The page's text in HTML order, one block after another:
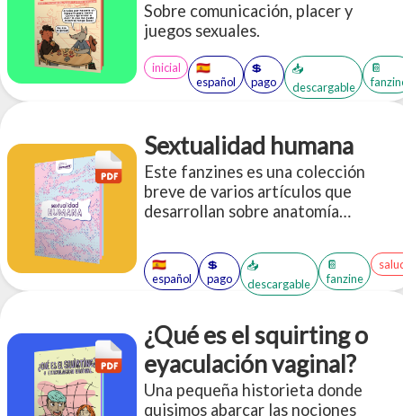
Sobre comunicación, placer y
juegos sexuales.
inicial
🇪🇸
español
💲
pago
📥
descargable
📔
Sextualidad humana
Este fanzines es una colección
breve de varios artículos que
desarrollan sobre anatomía
exploración y deconstrucción de las
bases de la excitación y el deseo
sexual.
🇪🇸
español
💲
pago
📥
descargable
📔
fanzine
¿Qué es el squirting o
eyaculación vaginal?
Una pequeña historieta donde
quisimos abarcar las nociones